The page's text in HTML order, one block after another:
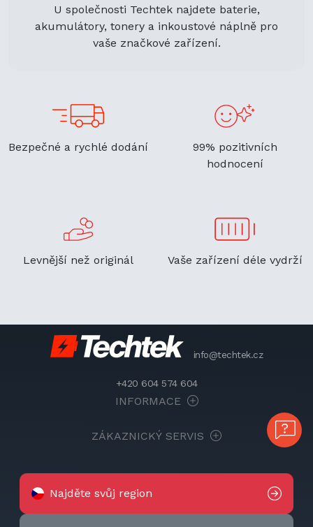
U společnosti Techtek najdete baterie,
akumulátory, tonery a inkoustové náplně pro
vaše značkové zařízení.
Bezpečné a rychlé dodání
99% pozitivních
hodnocení
Levnější než originál Vaše zařízení déle vydrží
info@techtek.cz
+420 604 574 604
INFORMACE
ZÁKAZNICKÝ SERVIS
Najděte svůj region